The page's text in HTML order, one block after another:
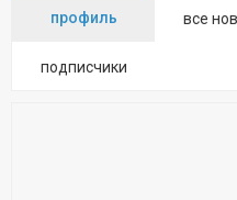
профиль все
подписчики